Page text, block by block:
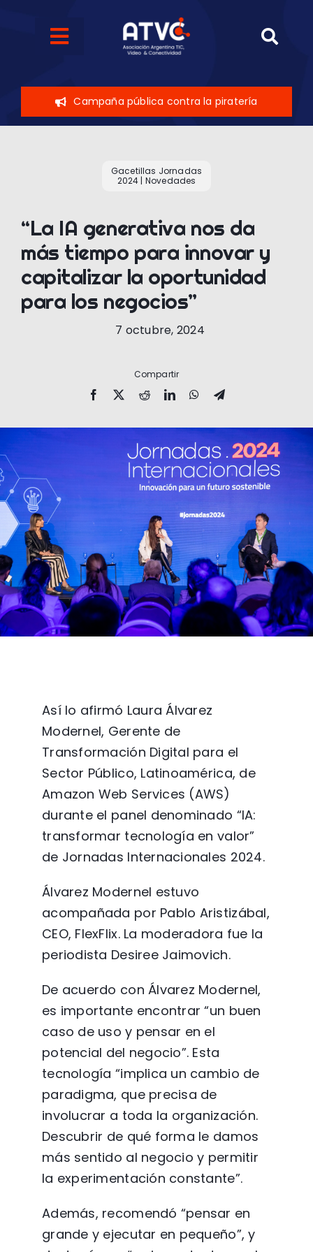
Toggle
Eventos
Sobre el sector
Contáctenos
Campaña pública contra la piratería
Gacetillas Jornadas
2024 | Novedades
“La IA generativa nos da
más tiempo para innovar y
capitalizar la oportunidad
para los negocios”
7 octubre, 2024
Compartir
Así lo afirmó Laura Álvarez
Modernel, Gerente de
Transformación Digital para el
Sector Público, Latinoamérica, de
Amazon Web Services (AWS)
durante el panel denominado “IA:
transformar tecnología en valor”
de Jornadas Internacionales 2024.
Álvarez Modernel estuvo
acompañada por Pablo Aristizábal,
CEO, FlexFlix. La moderadora fue la
periodista Desiree Jaimovich.
De acuerdo con Álvarez Modernel,
es importante encontrar “un buen
caso de uso y pensar en el
potencial del negocio”. Esta
tecnología “implica un cambio de
paradigma, que precisa de
involucrar a toda la organización.
Descubrir de qué forma le damos
más sentido al negocio y permitir
la experimentación constante”.
Además, recomendó “pensar en
grande y ejecutar en pequeño”, y